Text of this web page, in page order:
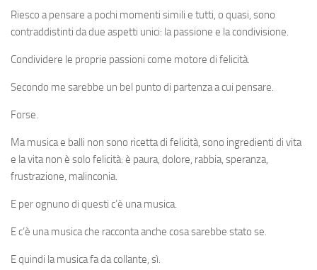
Riesco a pensare a pochi momenti simili e tutti, o quasi, sono
contraddistinti da due aspetti unici: la passione e la condivisione.
Condividere le proprie passioni come motore di felicità.
Secondo me sarebbe un bel punto di partenza a cui pensare.
Forse.
Ma musica e balli non sono ricetta di felicità, sono ingredienti di vita
e la vita non è solo felicità: è paura, dolore, rabbia, speranza,
frustrazione, malinconia.
E per ognuno di questi c’è una musica.
E c’è una musica che racconta anche cosa sarebbe stato se.
E quindi la musica fa da collante, sì.